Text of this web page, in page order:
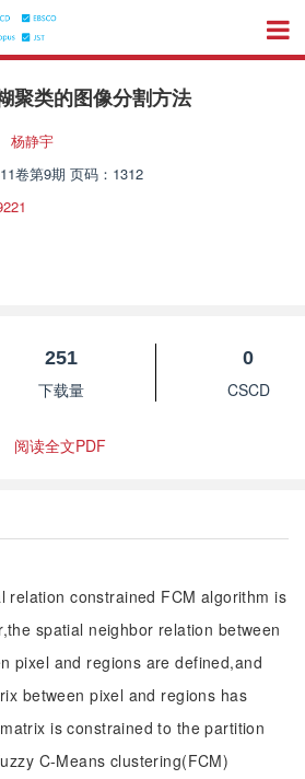
聚类的图像分割方法
杨静宇
卷第9期 页码：1312
251
下载量
0
CSCD
阅读全文PDF
relation constrained FCM algorithm is
spatial neighbor relation between
pixel and regions are defined,and
between pixel and regions has
is constrained to the partition
C-Means clustering(FCM)